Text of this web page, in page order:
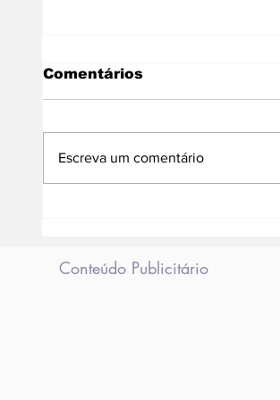
em prédio
Comentários
Escreva um comentário
Conteúdo Publicitário